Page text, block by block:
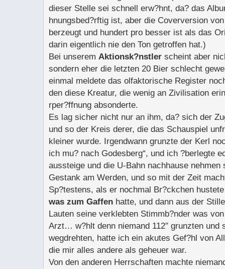
dieser Stelle sei schnell erw?hnt, da? das
hnungsbed?rftig ist, aber die Coverversion
berzeugt und hundert pro besser ist als das
darin eigentlich nie den Ton getroffen hat.)
Bei unserem Aktionsk?nstler scheint aber
sondern eher die letzten 20 Bier schlecht
einmal meldete das olfaktorische Register
den diese Kreatur, die wenig an Zivilisation
rper?ffnung absonderte.
Es lag sicher nicht nur an ihm, da? sich der
und so der Kreis derer, die das Schauspiel
kleiner wurde. Irgendwann grunzte der Kerl
ich mu? nach Godesberg“, und ich ?berlegte
aussteige und die U-Bahn nachhause
Gestank am Werden, und so mit der Zeit
Sp?testens, als er nochmal Br?ckchen
was zum Gaffen hatte, und dann aus der
Lauten seine verklebten Stimmb?nder was
Arzt… w?hlt denn niemand 112″ grunzten und
wegdrehten, hatte ich ein akutes Gef?hl von
die mir alles andere als geheuer war.
Von den anderen Herrschaften machte